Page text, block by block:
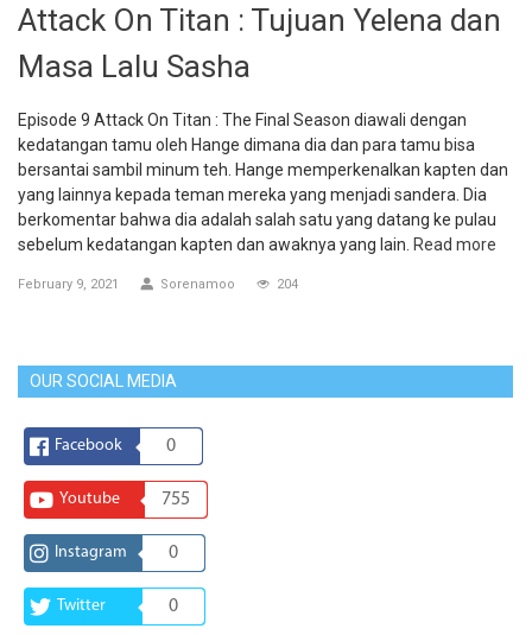
Attack On Titan : Tujuan Yelena dan
Masa Lalu Sasha
Episode 9 Attack On Titan : The Final Season diawali dengan
kedatangan tamu oleh Hange dimana dia dan para tamu bisa
bersantai sambil minum teh. Hange memperkenalkan kapten dan
yang lainnya kepada teman mereka yang menjadi sandera. Dia
berkomentar bahwa dia adalah salah satu yang datang ke pulau
sebelum kedatangan kapten dan awaknya yang lain. Read more
February 9, 2021 Sorenamoo 204
OUR SOCIAL MEDIA
Facebook 0
Youtube 755
Instagram 0
Twitter 0